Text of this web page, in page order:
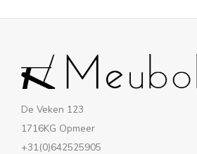
De Veken 123
1716KG Opmeer
+31(0)642525905